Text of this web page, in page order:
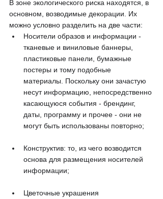
В зоне экологического риска находятся, в
основном, возводимые декорации. Их
можно условно разделить на две части:
Носители образов и информации -
тканевые и виниловые баннеры,
пластиковые панели, бумажные
постеры и тому подобные
материалы. Поскольку они зачастую
несут информацию, непосредственно
касающуюся события - брендинг,
даты, программу и прочее - они не
могут быть использованы повторно;
Конструктив: то, из чего возводится
основа для размещения носителей
информации;
Цветочные украшения